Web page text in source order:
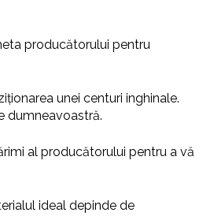
producătorului pentru
unei centuri inghinale.
dumneavoastră.
al producătorului pentru a vă
ideal depinde de